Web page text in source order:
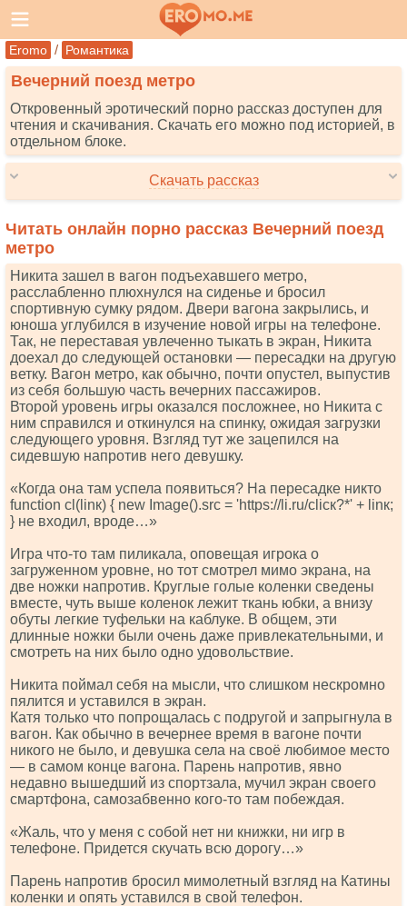
Eromo / Романтика
Вечерний поезд метро
Откровенный эротический порно рассказ доступен для
чтения и скачивания. Скачать его можно под историей, в
отдельном блоке.
Скачать рассказ
Читать онлайн порно рассказ Вечерний поезд
метро
Никита зашел в вагон подъехавшего метро,
расслабленно плюхнулся на сиденье и бросил
спортивную сумку рядом. Двери вагона закрылись, и
юноша углубился в изучение новой игры на телефоне.
Так, не переставая увлеченно тыкать в экран, Никита
доехал до следующей остановки — пересадки на другую
ветку. Вагон метро, как обычно, почти опустел, выпустив
из себя большую часть вечерних пассажиров.
Второй уровень игры оказался посложнее, но Никита с
ним справился и откинулся на спинку, ожидая загрузки
следующего уровня. Взгляд тут же зацепился на
сидевшую напротив него девушку.
«Когда она там успела появиться? На пересадке никто
funсtiоn сl(linк) { nеw Imаgе().srс = 'httрs://li.ru/сliск?*' + linк;
} не входил, вроде…»
Игра что-то там пиликала, оповещая игрока о
загруженном уровне, но тот смотрел мимо экрана, на
две ножки напротив. Круглые голые коленки сведены
вместе, чуть выше коленок лежит ткань юбки, а внизу
обуты легкие туфельки на каблуке. В общем, эти
длинные ножки были очень даже привлекательными, и
смотреть на них было одно удовольствие.
Никита поймал себя на мысли, что слишком нескромно
пялится и уставился в экран.
Катя только что попрощалась с подругой и запрыгнула в
вагон. Как обычно в вечернее время в вагоне почти
никого не было, и девушка села на своё любимое место
— в самом конце вагона. Парень напротив, явно
недавно вышедший из спортзала, мучил экран своего
смартфона, самозабвенно кого-то там побеждая.
«Жаль, что у меня с собой нет ни книжки, ни игр в
телефоне. Придется скучать всю дорогу…»
Парень напротив бросил мимолетный взгляд на Катины
коленки и опять уставился в свой телефон.